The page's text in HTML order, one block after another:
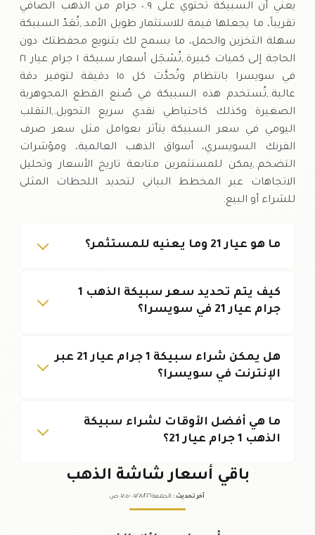
يعني أن السبيكة تحتوي على ٠.٩ جرام من الذهب الصافي
تقريباً، ما يجعلها قيمة للاستثمار طويل الأمد.,تُعَدّ السبيكة
سهلة التخزين والحمل، ما يسمح لك بتنويع محفظتك دون
الحاجة إلى كميات كبيرة.,تُسْجَل أسعار سبيكة ١ جرام عيار ٢١
في سويسرا بانتظام وتُحدَّث كل ١٥ دقيقة لتوفير دقة
عالية.,تُستخدم هذه السبيكة في صُنع القطع المجوهرية
الصغيرة وكذلك كاحتياطي نقدي سريع التحويل.,التقلب
اليومي في سعر السبيكة يتأثر بعوامل مثل سعر صرف
الفرنك السويسري، أسواق الذهب العالمية، ومؤشرات
التضخم.,يمكن للمستثمرين متابعة تاريخ الأسعار وتحليل
الاتجاهات عبر المخطط البياني لتحديد اللحظات المثلى
للشراء أو البيع.
ما هو عيار 21 وما يعنيه للمستثمر؟
كيف يتم تحديد سعر سبيكة الذهب 1
جرام عيار 21 في سويسرا؟
هل يمكن شراء سبيكة 1 جرام عيار 21 عبر
الإنترنت في سويسرا؟
ما هي أفضل الأوقات لشراء سبيكة
الذهب 1 جرام عيار 21؟
باقي أسعار شاشة الذهب
آخر تحديث : الجمعة ٠٧ /٠٨/٢٠٢٦ - ٠٧:٠٥ ص